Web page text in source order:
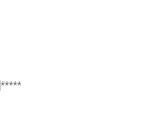
*****